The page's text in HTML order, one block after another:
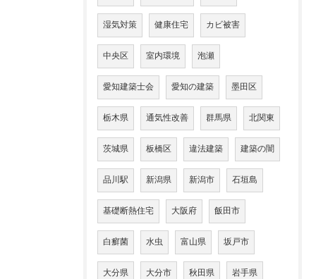
湿気対策 健康住宅 カビ被害
中央区 室内環境 泡瀬
愛知建築士会 愛知の建築 墨田区
栃木県 通気性改善 群馬県 北関東
茨城県 板橋区 違法建築 建築の闇
品川駅 新潟県 新潟市 石垣島
基礎断熱住宅 大阪府 飯田市
白癬菌 水虫 富山県 坂戸市
大分県 大分市 秋田県 岩手県